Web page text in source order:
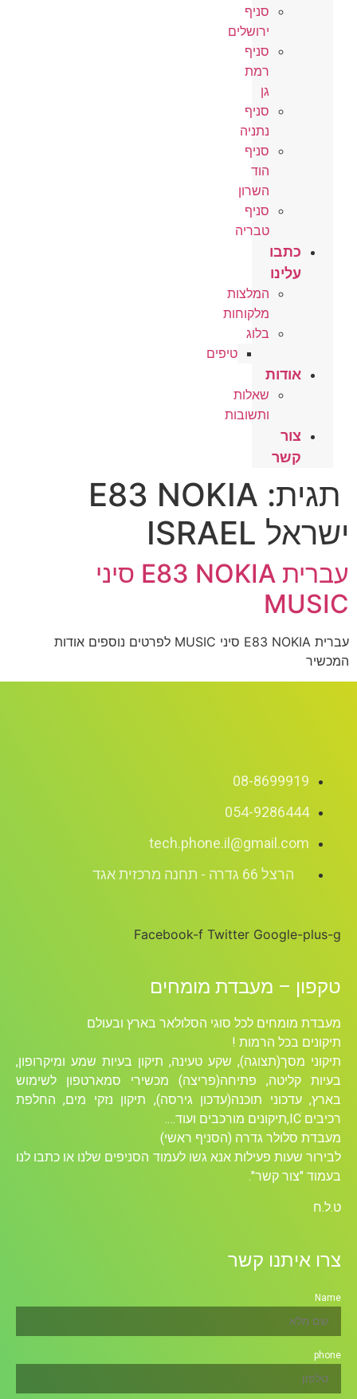
סניף
ירושלים
סניף
רמת
גן
סניף
נתניה
סניף
הוד
השרון
סניף
טבריה
כתבו
עלינו
המלצות
מלקוחות
בלוג
טיפים
אודות
שאלות
ותשובות
צור
קשר
תגית: E83 NOKIA
ישראל ISRAEL
עברית E83 NOKIA סיני
MUSIC
עברית E83 NOKIA סיני MUSIC לפרטים נוספים אודות
המכשיר
08-8699919
054-9286444
tech.phone.il@gmail.com
הרצל 66 גדרה - תחנה מרכזית אגד
Facebook-f Twitter Google-plus-g
טקפון – מעבדת מומחים
מעבדת מומחים לכל סוגי הסלולאר בארץ ובעולם
תיקונים בכל הרמות !
תיקוני מסך(תצוגה), שקע טעינה, תיקון בעיות שמע ומיקרופון,
בעיות קליטה, פתיחה(פריצה) מכשירי סמארטפון לשימוש
בארץ, עדכוני תוכנה(עדכון גירסה), תיקון נזקי מים, החלפת
רכיבים ICׁ,תיקונים מורכבים ועוד….
מעבדת סלולר גדרה (הסניף ראשי)
לבירור שעות פעילות אנא גשו לעמוד הסניפים שלנו או כתבו לנו
בעמוד "צור קשר".
ט.ל.ח
צרו איתנו קשר
Name
phone